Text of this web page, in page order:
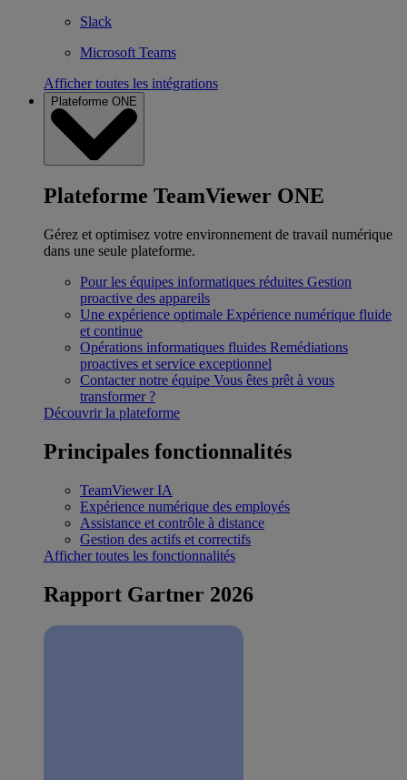
Slack
Microsoft Teams
Afficher toutes les intégrations
Plateforme ONE
Plateforme TeamViewer ONE
Gérez et optimisez votre environnement de travail numérique
dans une seule plateforme.
Pour les équipes informatiques réduites Gestion
proactive des appareils
Une expérience optimale Expérience numérique fluide
et continue
Opérations informatiques fluides Remédiations
proactives et service exceptionnel
Contacter notre équipe Vous êtes prêt à vous
transformer ?
Découvrir la plateforme
Principales fonctionnalités
TeamViewer IA
Expérience numérique des employés
Assistance et contrôle à distance
Gestion des actifs et correctifs
Afficher toutes les fonctionnalités
Rapport Gartner 2026